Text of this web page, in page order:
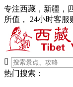
专注西藏，新疆，
所值， 24小时客服

热门搜索：